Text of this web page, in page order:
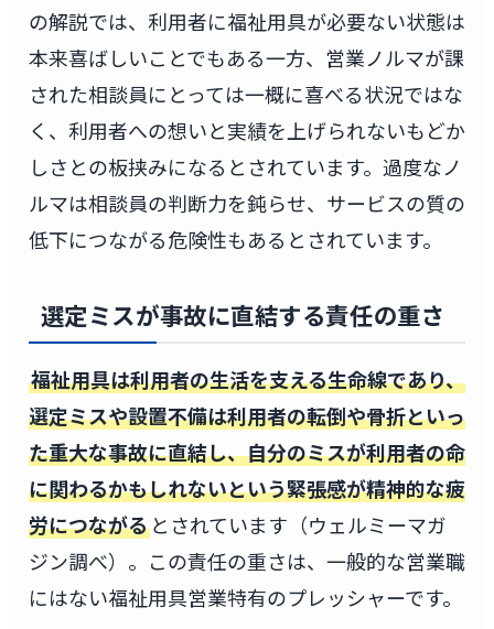
の解説では、利用者に福祉用具が必要ない状態は
本来喜ばしいことでもある一方、営業ノルマが課
された相談員にとっては一概に喜べる状況ではな
く、利用者への想いと実績を上げられないもどか
しさとの板挟みになるとされています。過度なノ
ルマは相談員の判断力を鈍らせ、サービスの質の
低下につながる危険性もあるとされています。
選定ミスが事故に直結する責任の重さ
福祉用具は利用者の生活を支える生命線であり、
選定ミスや設置不備は利用者の転倒や骨折といっ
た重大な事故に直結し、自分のミスが利用者の命
に関わるかもしれないという緊張感が精神的な疲
労につながるとされています（ウェルミーマガ
ジン調べ）。この責任の重さは、一般的な営業職
にはない福祉用具営業特有のプレッシャーです。